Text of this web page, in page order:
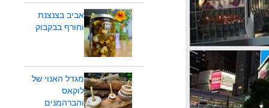
אביב בצנצנת
וחורף בבקבוק
מגדל האנוי של
לוקאס
והברהמנים